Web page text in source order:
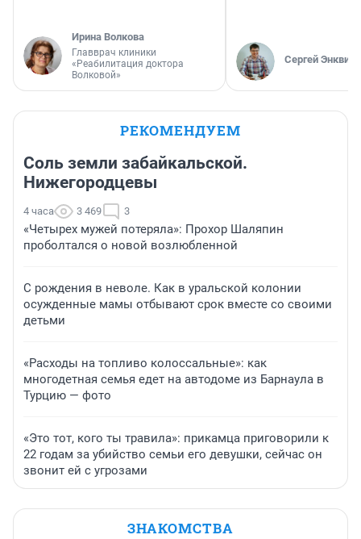
Ирина Волкова
Главврач клиники
«Реабилитация доктора
Волковой»
Сергей Энквист
РЕКОМЕНДУЕМ
Соль земли забайкальской.
Нижегородцевы
4 часа 3 469 3
«Четырех мужей потеряла»: Прохор Шаляпин
проболтался о новой возлюбленной
С рождения в неволе. Как в уральской колонии
осужденные мамы отбывают срок вместе со своими
детьми
«Расходы на топливо колоссальные»: как
многодетная семья едет на автодоме из Барнаула в
Турцию — фото
«Это тот, кого ты травила»: прикамца приговорили к
22 годам за убийство семьи его девушки, сейчас он
звонит ей с угрозами
ЗНАКОМСТВА